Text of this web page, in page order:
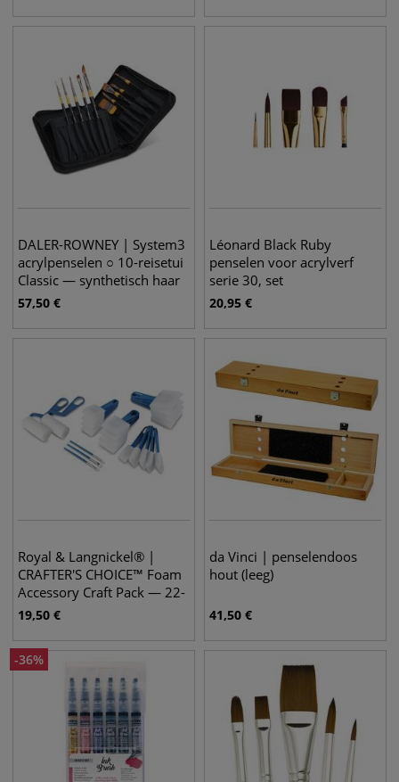
DALER-ROWNEY | System3
acrylpenselen ○ 10-reisetui
Classic — synthetisch haar
57,50 €
Léonard Black Ruby
penselen voor acrylverf
serie 30, set
20,95 €
Royal & Langnickel® |
CRAFTER'S CHOICE™ Foam
Accessory Craft Pack — 22-
set
19,50 €
da Vinci | penselendoos
hout (leeg)
41,50 €
-36%